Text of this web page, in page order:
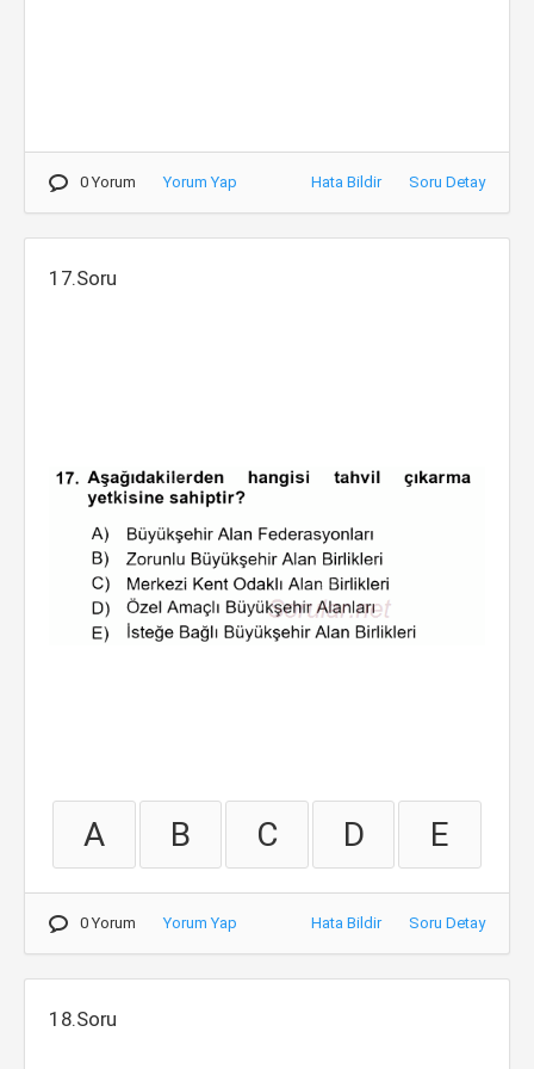
0 Yorum Yorum Yap Hata Bildir Soru Detay
17.Soru
A B C D E
0 Yorum Yorum Yap Hata Bildir Soru Detay
18.Soru